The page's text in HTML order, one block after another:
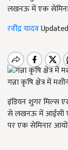
लखनऊ में एक
रवींद्र यादव
गन्ना कृषि क्षेत्र में
इंडियन शुगर मिल्स
से लखनऊ में आईसी
पर एक सेमिनार